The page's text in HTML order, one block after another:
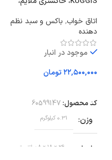
اتاق خواب, باکس و سبد نظم
دهنده
موجود در انبار
تومان
کد محصول: 60599147
وزن 0.31 کیلوگرم
ابعاد 26 × 18 × 8 سانتیمتر